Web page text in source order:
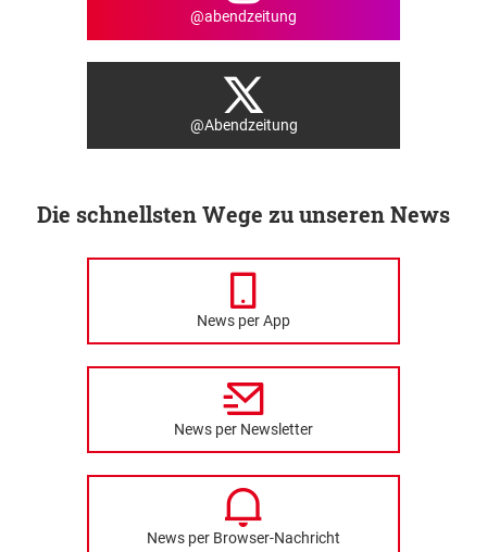
@abendzeitung
@Abendzeitung
Die schnellsten Wege zu unseren News
News per App
News per Newsletter
News per Browser-Nachricht